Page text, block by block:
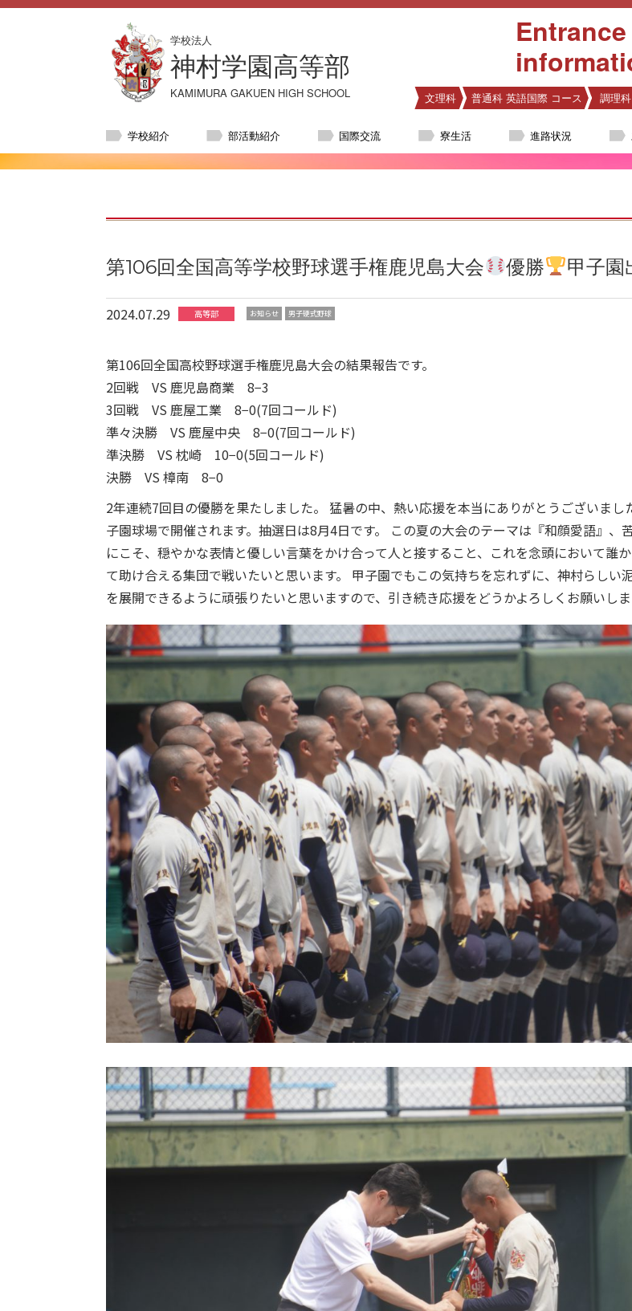
学校法人
神村学園高等部
KAMIMURA GAKUEN HIGH SCHOOL 文理科 普通科 英語国際 コース 調理科
学校紹介 部活動紹介 国際交流 寮生活 進路状況
第106回全国高等学校野球選手権鹿児島大会 優勝 甲子園
2024.07.29 高等部 お知らせ 男子硬式野球
第106回全国高校野球選手権鹿児島大会の結果報告です。
2回戦 VS 鹿児島商業 8−3
3回戦 VS 鹿屋工業 8−0(7回コールド)
準々決勝 VS 鹿屋中央 8−0(7回コールド)
準決勝 VS 枕崎 10−0(5回コールド)
決勝 VS 樟南 8−0
2年連続7回目の優勝を果たしました。 猛暑の中、熱い応援を本当にありがとうございまし
子園球場で開催されます。抽選日は8月4日です。 この夏の大会のテーマは『和顔愛語』、
にこそ、穏やかな表情と優しい言葉をかけ合って人と接すること、これを念頭において誰
て助け合える集団で戦いたいと思います。 甲子園でもこの気持ちを忘れずに、神村らしい
を展開できるように頑張りたいと思いますので、引き続き応援をどうかよろしくお願いしま